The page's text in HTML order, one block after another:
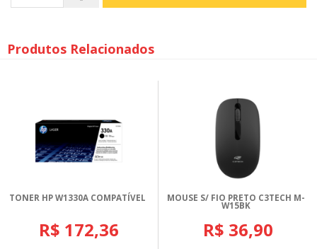
Produtos Relacionados
TONER HP W1330A COMPATÍVEL
R$ 172,36
MOUSE S/ FIO PRETO C3TECH M-
W15BK
R$ 36,90